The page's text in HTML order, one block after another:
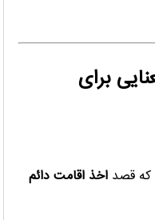
برای
که قصداخذ اقامت دائم